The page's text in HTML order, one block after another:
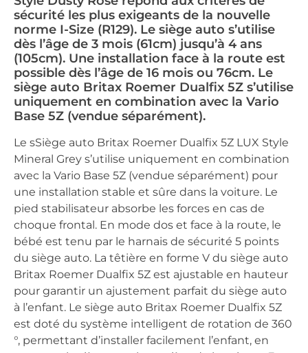
sécurité les plus exigeants de la nouvelle
norme I-Size (R129). Le siège auto s’utilise
dès l’âge de 3 mois (61cm) jusqu’à 4 ans
(105cm). Une installation face à la route est
possible dès l’âge de 16 mois ou 76cm. Le
siège auto Britax Roemer Dualfix 5Z s’utilise
uniquement en combination avec la Vario
Base 5Z (vendue séparément).
Le sSiège auto Britax Roemer Dualfix 5Z LUX Style
Mineral Grey s’utilise uniquement en combination
avec la Vario Base 5Z (vendue séparément) pour
une installation stable et sûre dans la voiture. Le
pied stabilisateur absorbe les forces en cas de
choque frontal. En mode dos et face à la route, le
bébé est tenu par le harnais de sécurité 5 points
du siège auto. La têtière en forme V du siège auto
Britax Roemer Dualfix 5Z est ajustable en hauteur
pour garantir un ajustement parfait du siège auto
à l’enfant. Le siège auto Britax Roemer Dualfix 5Z
est doté du système intelligent de rotation de 360
°, permettant d’installer facilement l’enfant, en